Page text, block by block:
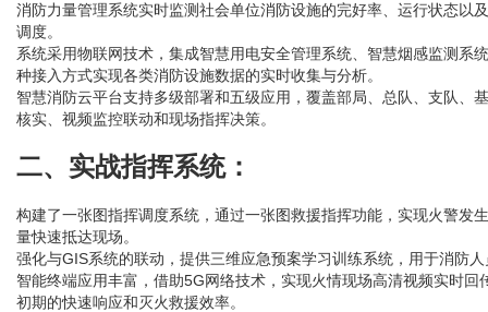
消防力量管理系统实时监测社会单位消防设施的完好率、运行状态以
调度。
系统采用物联网技术，集成智慧用电安全管理系统、智慧烟感监测系
种接入方式实现各类消防设施数据的实时收集与分析。
智慧消防云平台支持多级部署和五级应用，覆盖部局、总队、支队、
核实、视频监控联动和现场指挥决策。
二、实战指挥系统：
构建了一张图指挥调度系统，通过一张图救援指挥功能，实现火警发
量快速抵达现场。
强化与GIS系统的联动，提供三维应急预案学习训练系统，用于消防
智能终端应用丰富，借助5G网络技术，实现火情现场高清视频实时
初期的快速响应和灭火救援效率。